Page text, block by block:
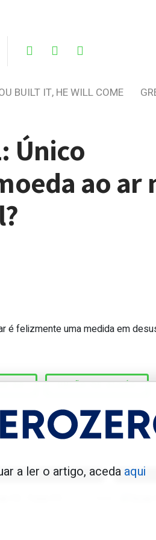
BUILT IT, HE WILL COME
Único
ao ar
por moeda
é felizmente uma medida em
AR UNIÃO DE ALGÉS
a ler o artigo, aceda aqui